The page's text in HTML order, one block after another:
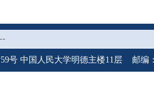
59号 中国人民大学明德主楼11层 邮